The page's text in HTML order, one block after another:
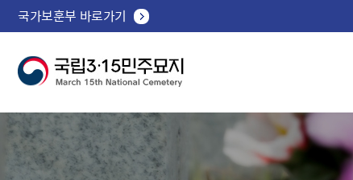
국가보훈부 바로가기